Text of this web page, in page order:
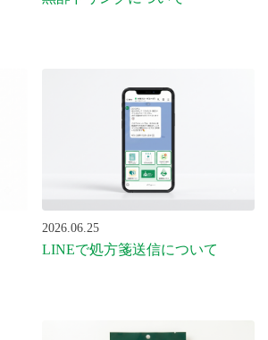
2026.06.25
LINEで処方箋送信について